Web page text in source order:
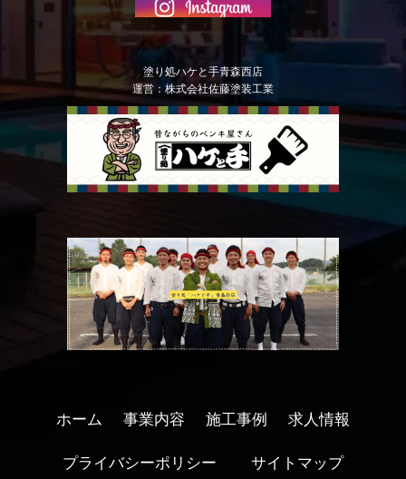
塗り処ハケと手青森西店
運営：株式会社佐藤塗装工業
ホーム 事業内容 施工事例 求人情報
プライバシーポリシー サイトマップ